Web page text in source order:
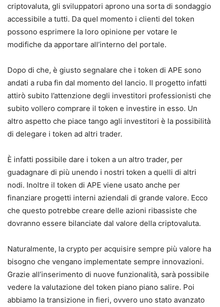
criptovaluta, gli sviluppatori aprono una sorta di sondaggio
accessibile a tutti. Da quel momento i clienti del token
possono esprimere la loro opinione per votare le
modifiche da apportare all’interno del portale.
Dopo di che, è giusto segnalare che i token di APE sono
andati a ruba fin dal momento del lancio. Il progetto infatti
attirò subito l’attenzione degli investitori professionisti che
subito vollero comprare il token e investire in esso. Un
altro aspetto che piace tango agli investitori è la possibilità
di delegare i token ad altri trader.
È infatti possibile dare i token a un altro trader, per
guadagnare di più unendo i nostri token a quelli di altri
nodi. Inoltre il token di APE viene usato anche per
finanziare progetti interni aziendali di grande valore. Ecco
che questo potrebbe creare delle azioni ribassiste che
dovranno essere bilanciate dal valore della criptovaluta.
Naturalmente, la crypto per acquisire sempre più valore ha
bisogno che vengano implementate sempre innovazioni.
Grazie all’inserimento di nuove funzionalità, sarà possibile
vedere la valutazione del token piano piano salire. Poi
abbiamo la transizione in fieri, ovvero uno stato avanzato